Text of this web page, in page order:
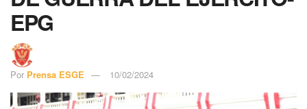
EPG
Por Prensa ESGE 10/02/2024